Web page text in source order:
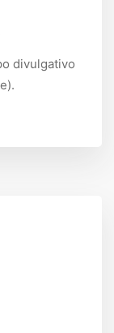
divulgativo